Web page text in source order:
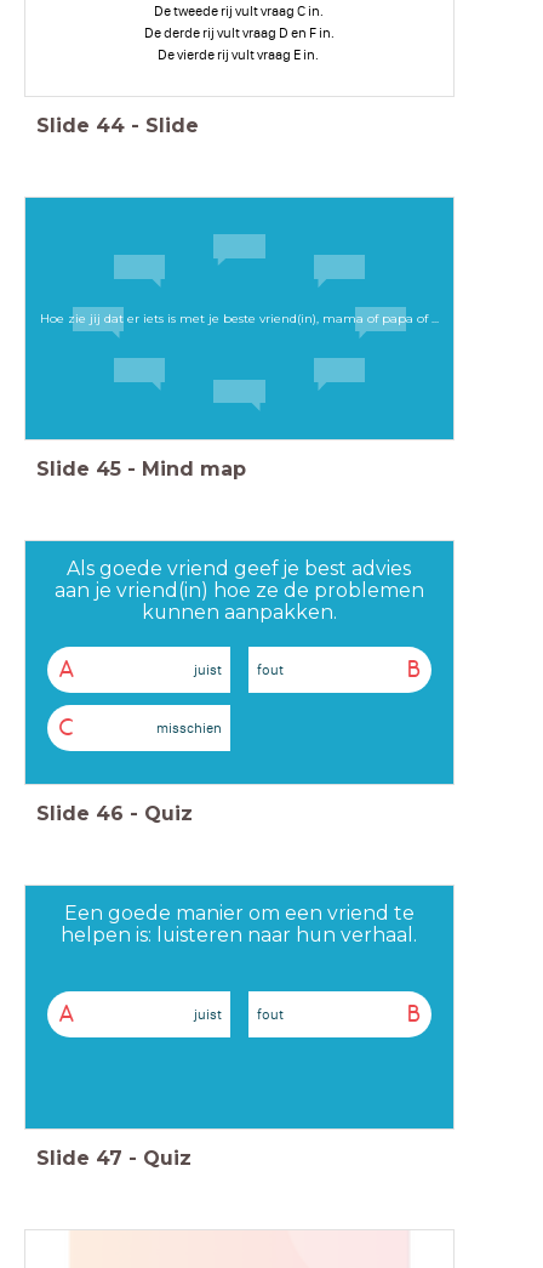
De tweede rij vult vraag C in.
De derde rij vult vraag D en F in.
De vierde rij vult vraag E in.
Slide 44 - Slide
Hoe zie jij dat er iets is met je beste vriend(in), mama of papa of ...
Slide 45 - Mind map
Als goede vriend geef je best advies
aan je vriend(in) hoe ze de problemen
kunnen aanpakken.
A juist B
fout
C misschien
Slide 46 - Quiz
Een goede manier om een vriend te
helpen is: luisteren naar hun verhaal.
A juist B
fout
Slide 47 - Quiz